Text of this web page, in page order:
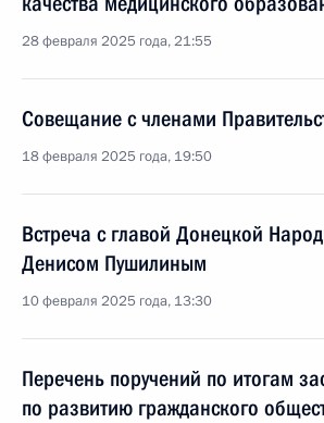
28 февраля 2025 года, 21:55
Совещание с членами
18 февраля 2025 года, 19:50
Встреча с главой Донецкой
Денисом Пушилиным
10 февраля 2025 года, 13:30
Перечень поручений по итогам
по развитию гражданского